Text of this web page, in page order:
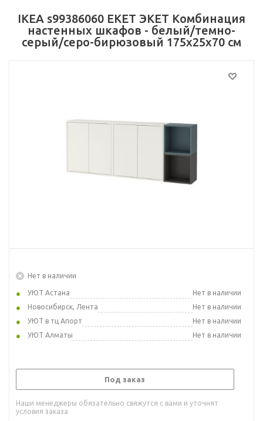
IKEA s99386060 EKET ЭКЕТ Комбинация
настенных шкафов - белый/темно-
серый/серо-бирюзовый 175x25x70 см
Нет в наличии
УЮТ Астана
Нет в наличии
Новосибирск, Лента
Нет в наличии
УЮТ в тц Апорт
Нет в наличии
УЮТ Алматы
Нет в наличии
Под заказ
Наши менеджеры обязательно свяжутся с вами и уточнят
условия заказа